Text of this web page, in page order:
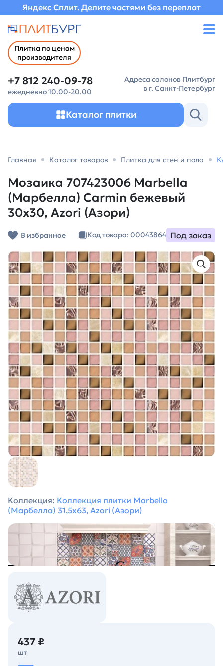
Яндекс Сплит. Делите частями без переплат
Плитка по ценам
производителя
+7 812 240-09-78
ежедневно 10.00-20.00
Адреса салонов Плитбург
в г. Санкт-Петербург
Каталог плитки
Главная Каталог товаров Плитка для стен и пола
Мозаика 707423006 Marbella
(Марбелла) Carmin бежевый
30х30, Azori (Азори)
В избранное Код товара: 00043864 Под заказ
Коллекция: Коллекция плитки Marbella
(Марбелла) 31,5х63, Azori (Азори)
437 ₽
шт